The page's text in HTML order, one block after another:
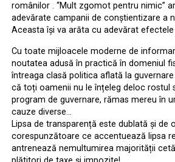
românilor . ‘‘Mult zgomot pentru nimic”
adevărate campanii de conștientizare a
Aceasta își va arăta cu adevărat
Cu toate mijloacele moderne de
noutatea adusă în practică în domeniul
întreaga clasă politica aflată la
că toți oamenii nu le înțeleg deloc rostul
program de guvernare, rămas mereu în
cauze diverse…
Lipsa de transparență este dublată și de
corespunzătoare ce accentuează lipsa
antrenează nemultumirea majorității